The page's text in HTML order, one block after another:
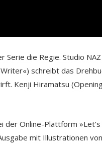
Serie die Regie. Studio
schreibt das
Kenji Hiramatsu
Online-Plattform
mit Illustrationen